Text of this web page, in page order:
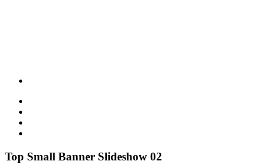
Top Small Banner Slideshow 02